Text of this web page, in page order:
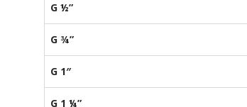
G ½”
G ¾”
G 1″
G 1 ¼”